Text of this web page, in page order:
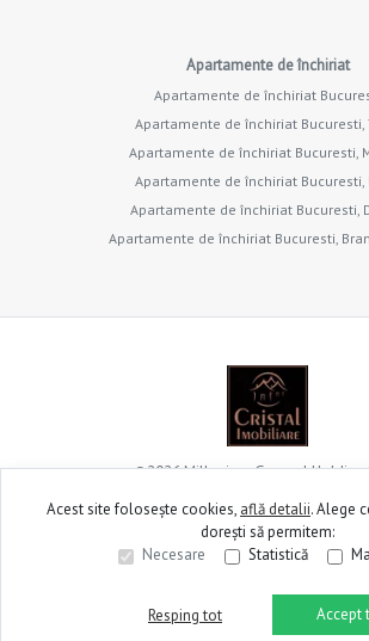
Apartamente de închiriat
Apartamente de închiriat
Apartamente de închiriat Bucuresti,
Apartamente de închiriat Bucuresti,
Apartamente de închiriat Bucuresti,
Apartamente de închiriat Bucuresti,
Apartamente de închiriat Bucuresti,
©2026Millenium General Holding
Site creat în
Acest site folosește cookies, află detalii.Alege
dorești să permitem:
Necesare
Statistică
Resping tot Accept